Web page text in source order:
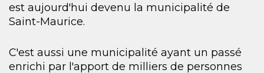
est aujourd'hui devenu la municipalité de
Saint-Maurice.
C'est aussi une municipalité ayant un passé
enrichi par l'apport de milliers de personnes